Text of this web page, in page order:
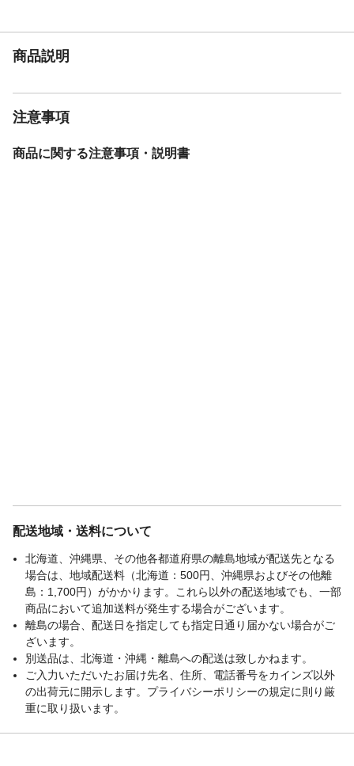
商品説明
注意事項
商品に関する注意事項・説明書
配送地域・送料について
北海道、沖縄県、その他各都道府県の離島地域が配送先となる
場合は、地域配送料（北海道：500円、沖縄県およびその他離
島：1,700円）がかかります。これら以外の配送地域でも、一部
商品において追加送料が発生する場合がございます。
離島の場合、配送日を指定しても指定日通り届かない場合がご
ざいます。
別送品は、北海道・沖縄・離島への配送は致しかねます。
ご入力いただいたお届け先名、住所、電話番号をカインズ以外
の出荷元に開示します。プライバシーポリシーの規定に則り厳
重に取り扱います。